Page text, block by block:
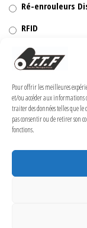
Pour offrir les meilleures
et/ou accéder aux informations
traiter des données telles que
pas consentir ou de retirer son
fonctions.
Ré-enrouleurs
RFID
Rubans transfert
Têtes
Politique de